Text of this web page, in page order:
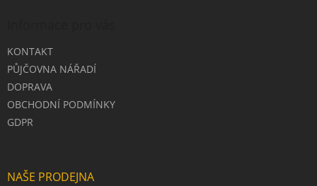
KONTAKT
PŮJČOVNA NÁŘADÍ
DOPRAVA
OBCHODNÍ PODMÍNKY
GDPR
NAŠE PRODEJNA